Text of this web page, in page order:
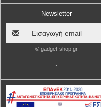
Newsletter
© gadget-shop.gr
.